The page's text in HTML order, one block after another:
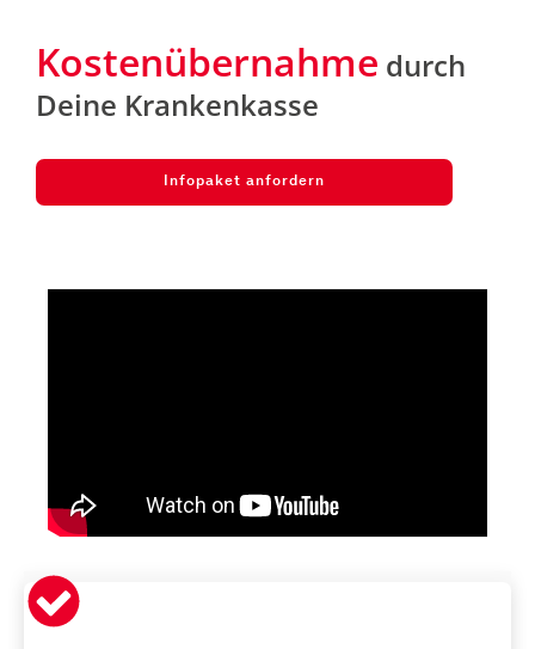
Kostenübernahme durch
Deine Krankenkasse
Infopaket anfordern